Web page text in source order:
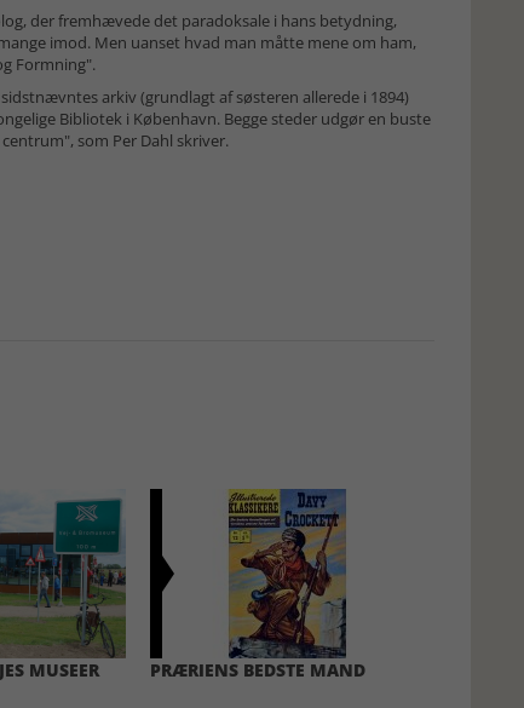
der fremhævede det para­dok­sale i hans betydning,
i­mod. Men uanset hvad man måtte mene om ham,
Formning".
arkiv (grundlagt af søsteren allerede i 1894)
Bibliotek i København. Begge steder udgør en buste
som Per Dahl skriver.
MUSEER PRÆRIENS BEDSTE MAND